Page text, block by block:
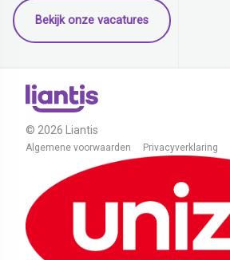
Bekijk onze vacatures
© 2026 Liantis
Algemene voorwaarden Privacyverklaring